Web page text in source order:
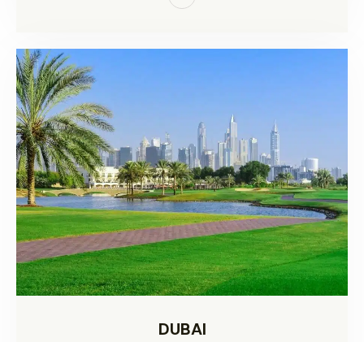
DUBAI